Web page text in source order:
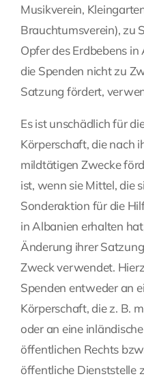
Musikverein,
Brauchtumsverein), zu
Opfer des Erdbebens
die Spenden nicht zu
Satzung fördert,
Es ist unschädlich für
Körperschaft, die nach
mildtätigen Zwecke
ist, wenn sie Mittel, die
Sonderaktion für die
in Albanien erhalten
Änderung ihrer
Zweck verwendet.
Spenden entweder an
Körperschaft, die z. B.
oder an eine
öffentlichen Rechts
öffentliche Dienststelle